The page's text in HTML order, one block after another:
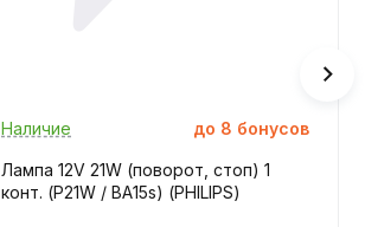
Наличие до 8 бонусов
Лампа 12V 21W (поворот, стоп) 1
конт. (P21W / BA15s) (PНILIPS)